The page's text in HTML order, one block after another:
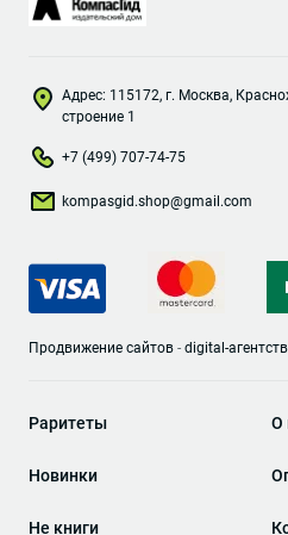
Раритеты
Новинки
Не книги
О
Адрес: 115172, г. Москва,
строение 1
+7 (499) 707-74-75
kompasgid.shop@gmail.com
Продвижение сайтов - digital-